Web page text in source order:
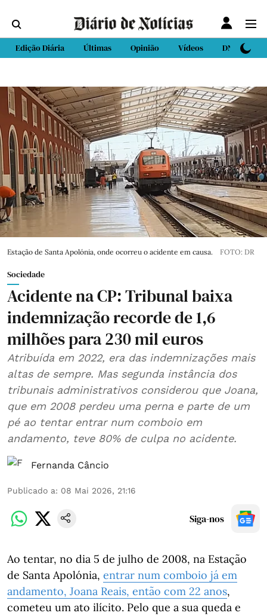
Edição Diária Últimas Opinião Vídeos DN Sport
Estação de Santa Apolónia, onde ocorreu o acidente em causa. FOTO: DR
Sociedade
Acidente na CP: Tribunal baixa
indemnização recorde de 1,6
milhões para 230 mil euros
Atribuída em 2022, era das indemnizações mais
altas de sempre. Mas segunda instância dos
tribunais administrativos considerou que Joana,
que em 2008 perdeu uma perna e parte de um
pé ao tentar entrar num comboio em
andamento, teve 80% de culpa no acidente.
Fernanda Câncio
Publicado a: 08 Mai 2026, 21:16
Siga-nos
Ao tentar, no dia 5 de julho de 2008, na Estação
de Santa Apolónia, entrar num comboio já em
andamento, Joana Reais, então com 22 anos,
cometeu um ato ilícito. Pelo que a sua queda e